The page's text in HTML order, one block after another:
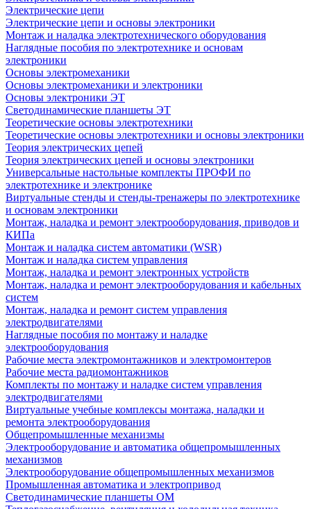
Электрические цепи
Электрические цепи и основы электроники
Монтаж и наладка электротехнического оборудования
Наглядные пособия по электротехнике и основам
электроники
Основы электромеханики
Основы электромеханики и электроники
Основы электроники ЭТ
Светодинамические планшеты ЭТ
Теоретические основы электротехники
Теоретические основы электротехники и основы электроники
Теория электрических цепей
Теория электрических цепей и основы электроники
Универсальные настольные комплекты ПРОФИ по
электротехнике и электронике
Виртуальные стенды и стенды-тренажеры по электротехнике
и основам электроники
Монтаж, наладка и ремонт электрооборудования, приводов и
КИПа
Монтаж и наладка систем автоматики (WSR)
Монтаж и наладка систем управления
Монтаж, наладка и ремонт электронных устройств
Монтаж, наладка и ремонт электрооборудования и кабельных
систем
Монтаж, наладка и ремонт систем управления
электродвигателями
Наглядные пособия по монтажу и наладке
электрооборудования
Рабочие места электромонтажников и электромонтеров
Рабочие места радиомонтажников
Комплекты по монтажу и наладке систем управления
электродвигателями
Виртуальные учебные комплексы монтажа, наладки и
ремонта электрооборудования
Общепромышленные механизмы
Электрооборудование и автоматика общепромышленных
механизмов
Электрооборудование общепромышленных механизмов
Промышленная автоматика и электропривод
Светодинамические планшеты ОМ